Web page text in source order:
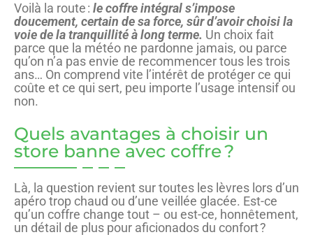
Voilà la route : le coffre intégral s’impose
doucement, certain de sa force, sûr d’avoir choisi la
voie de la tranquillité à long terme. Un choix fait
parce que la météo ne pardonne jamais, ou parce
qu’on n’a pas envie de recommencer tous les trois
ans… On comprend vite l’intérêt de protéger ce qui
coûte et ce qui sert, peu importe l’usage intensif ou
non.
Quels avantages à choisir un
store banne avec coffre ?
Là, la question revient sur toutes les lèvres lors d’un
apéro trop chaud ou d’une veillée glacée. Est-ce
qu’un coffre change tout – ou est-ce, honnêtement,
un détail de plus pour aficionados du confort ?